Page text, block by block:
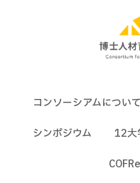
コンソーシアムについて
シンポジウム 12大